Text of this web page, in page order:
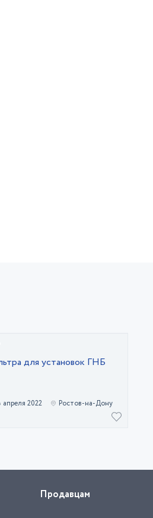
для установок ГНБ
апреля 2022 Ростов-на-Дону
Продавцам